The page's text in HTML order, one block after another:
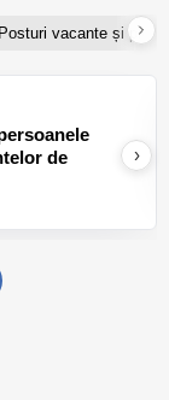
Posturi vacante și
de
›